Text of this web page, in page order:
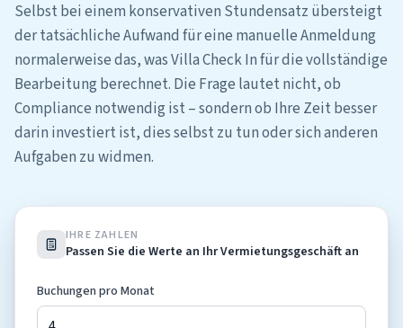
Selbst bei einem konservativen Stundensatz übersteigt
der tatsächliche Aufwand für eine manuelle Anmeldung
normalerweise das, was Villa Check In für die vollständige
Bearbeitung berechnet. Die Frage lautet nicht, ob
Compliance notwendig ist – sondern ob Ihre Zeit besser
darin investiert ist, dies selbst zu tun oder sich anderen
Aufgaben zu widmen.
IHRE ZAHLEN
Passen Sie die Werte an Ihr Vermietungsgeschäft an
Buchungen pro Monat